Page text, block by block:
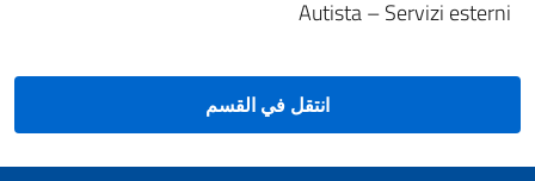
Autista – Servizi esterni
انتقل في القسم